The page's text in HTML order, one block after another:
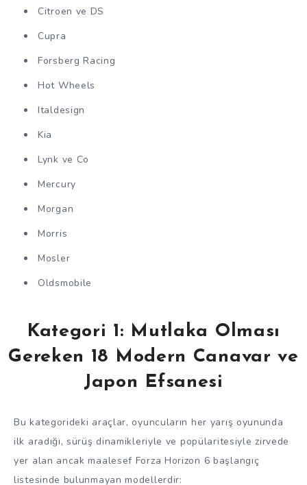
Citroen ve DS
Cupra
Forsberg Racing
Hot Wheels
Italdesign
Kia
Lynk ve Co
Mercury
Morgan
Morris
Mosler
Oldsmobile
Kategori 1: Mutlaka Olması
Gereken 18 Modern Canavar ve
Japon Efsanesi
Bu kategorideki araçlar, oyuncuların her yarış oyununda
ilk aradığı, sürüş dinamikleriyle ve popülaritesiyle zirvede
yer alan ancak maalesef Forza Horizon 6 başlangıç
listesinde bulunmayan modellerdir: